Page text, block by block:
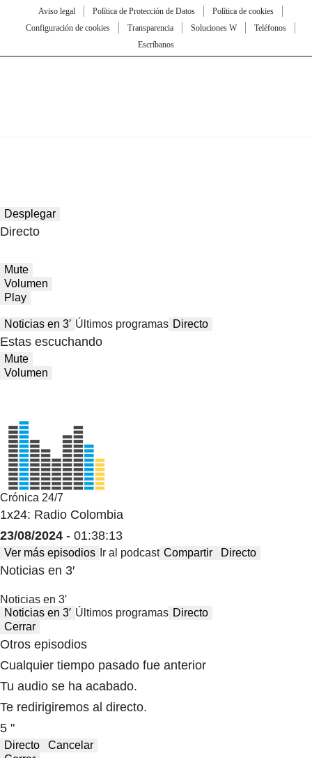
Aviso legal Política de Protección de Datos
Política de cookies
Configuración de cookies
Transparencia Soluciones W
Teléfonos
Escríbanos
Desplegar
Directo
Mute
Volumen
Play
Noticias en 3′ Últimos programas Directo
Estas escuchando
Mute
Volumen
Crónica 24/7
1x24: Radio Colombia
23/08/2024 - 01:38:13
Ver más episodios Ir al podcast Compartir Directo
Noticias en 3′
Noticias en 3′
Noticias en 3′ Últimos programas Directo
Cerrar
Otros episodios
Cualquier tiempo pasado fue anterior
Tu audio se ha acabado.
Te redirigiremos al directo.
5 "
Directo
Cancelar